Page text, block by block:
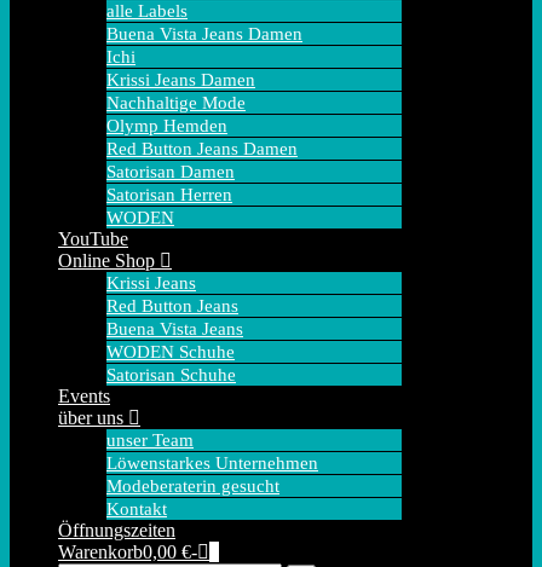
alle Labels
Buena Vista Jeans Damen
Ichi
Krissi Jeans Damen
Nachhaltige Mode
Olymp Hemden
Red Button Jeans Damen
Satorisan Damen
Satorisan Herren
WODEN
YouTube
Online Shop
Krissi Jeans
Red Button Jeans
Buena Vista Jeans
WODEN Schuhe
Satorisan Schuhe
Events
über uns
unser Team
Löwenstarkes Unternehmen
Modeberaterin gesucht
Kontakt
Öffnungszeiten
Warenkorb
Warenkorb0,00 €-